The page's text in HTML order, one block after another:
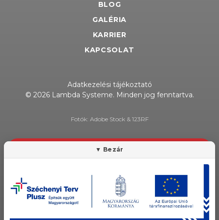
BLOG
GALÉRIA
KARRIER
KAPCSOLAT
Adatkezelési tájékoztató
© 2026 Lambda Systeme. Minden jog fenntartva.
Fotók: Adobe Stock & 123RF
HÍRLEVÉL FELIRATKOZÁS